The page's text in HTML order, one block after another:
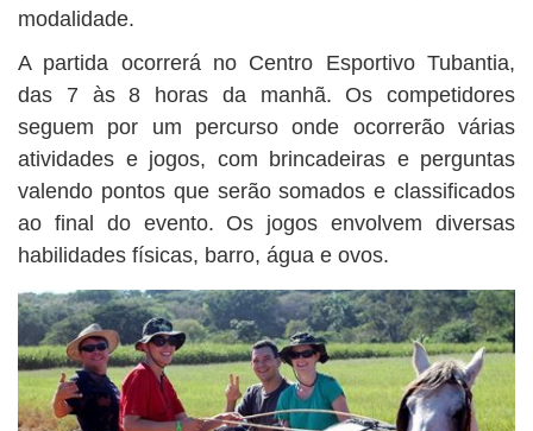
modalidade.
A partida ocorrerá no Centro Esportivo Tubantia,
das 7 às 8 horas da manhã. Os competidores
seguem por um percurso onde ocorrerão várias
atividades e jogos, com brincadeiras e perguntas
valendo pontos que serão somados e classificados
ao final do evento. Os jogos envolvem diversas
habilidades físicas, barro, água e ovos.